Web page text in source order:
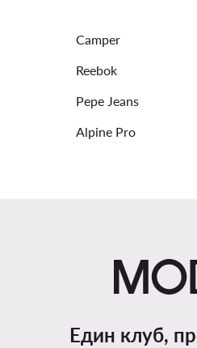
Camper
Reebok
Pepe Jeans
Alpine Pro
Един клуб,